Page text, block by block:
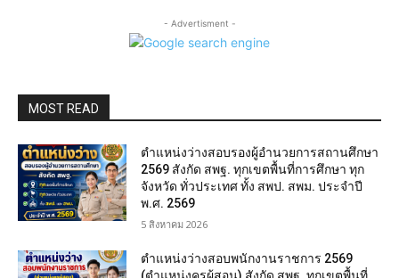
- Advertisment -
MOST READ
ตำแหน่งว่างสอบรองผู้อำนวยการสถานศึกษา
2569 สังกัด สพฐ. ทุกเขตพื้นที่การศึกษา ทุก
จังหวัด ทั่วประเทศ ทั้ง สพป. สพม. ประจำปี
พ.ศ. 2569
5 สิงหาคม 2026
ตำแหน่งว่างสอบพนักงานราชการ 2569